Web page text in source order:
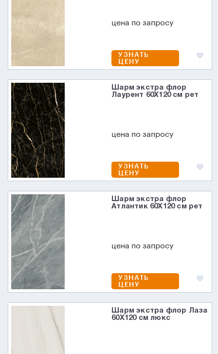
цена по запросу
УЗНАТЬ
ЦЕНУ
Шарм экстра флор
Лаурент 60X120 см рет
цена по запросу
УЗНАТЬ
ЦЕНУ
Шарм экстра флор
Атлантик 60X120 см рет
цена по запросу
УЗНАТЬ
ЦЕНУ
Шарм экстра флор Лаза
60X120 см люкс